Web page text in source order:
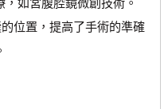
位置，提高了手術的準確